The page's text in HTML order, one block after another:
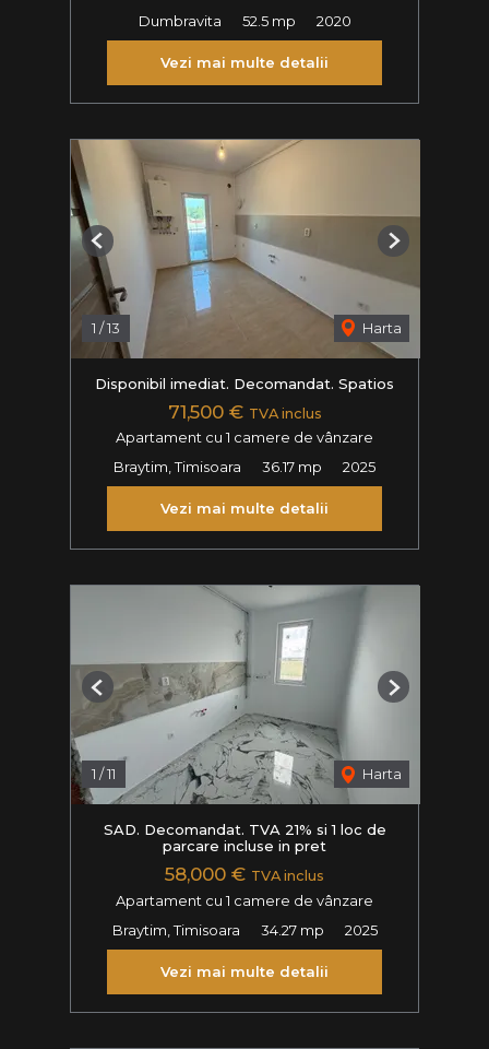
Dumbravita 52.5 mp 2020
Vezi mai multe detalii
1 /13 Harta
Previous Next
Disponibil imediat. Decomandat. Spatios
71,500 € TVA inclus
Apartament cu 1 camere de vânzare
Braytim, Timisoara
36.17 mp 2025
Vezi mai multe detalii
1 /11 Harta
Previous Next
SAD. Decomandat. TVA 21% si 1 loc de
parcare incluse in pret
58,000 € TVA inclus
Apartament cu 1 camere de vânzare
Braytim, Timisoara
34.27 mp 2025
Vezi mai multe detalii